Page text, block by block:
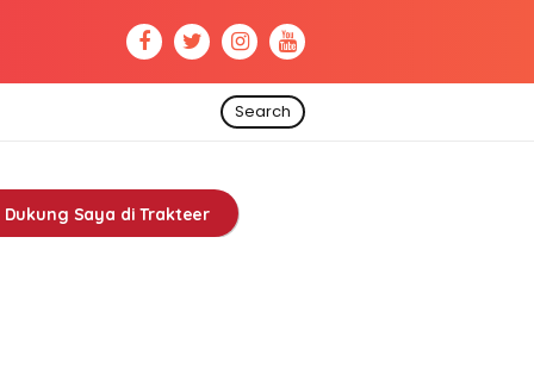
Search
Dukung Saya di Trakteer